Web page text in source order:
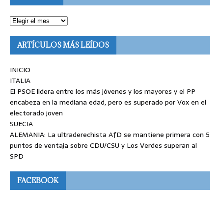
ARTÍCULOS MÁS LEÍDOS
INICIO
ITALIA
El PSOE lidera entre los más jóvenes y los mayores y el PP
encabeza en la mediana edad, pero es superado por Vox en el
electorado joven
SUECIA
ALEMANIA: La ultraderechista AfD se mantiene primera con 5
puntos de ventaja sobre CDU/CSU y Los Verdes superan al
SPD
FACEBOOK